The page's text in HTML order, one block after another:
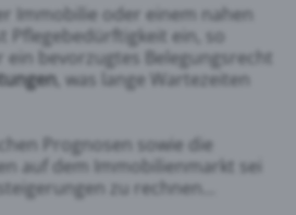
Immobilie oder einem nahen
Pflegebedürftigkeit ein, so
bevorzugtes Belegungsrecht
, was lange Wartezeiten
Prognosen sowie die
auf dem Immobilienmarkt sei
zu rechnen...